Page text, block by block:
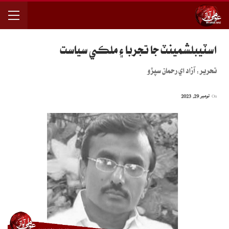
اسٽيبلشمينٽ جا تجربا ۽ ملڪي سياست
تحرير: آزاد اي رحمان سپڙو